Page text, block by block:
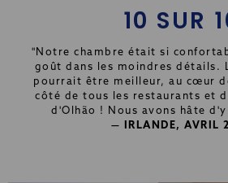
10 SUR
"Notre chambre était si
goût dans les moindres détails.
pourrait être meilleur, au cœur
côté de tous les restaurants et
d'Olhão ! Nous avons hâte
— IRLANDE, AVRIL